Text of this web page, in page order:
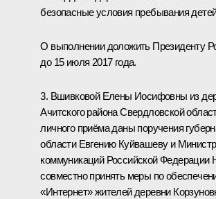
безопасные условия пребывания
О выполнении доложить Президенту
до 15 июля 2017 года.
3. Вшивковой Елены Иосифовны из
Ачитского района Свердловской
личного приёма даны поручения
области Евгению Куйвашеву и
коммуникаций Российской
совместно принять меры по
«Интернет» жителей деревни